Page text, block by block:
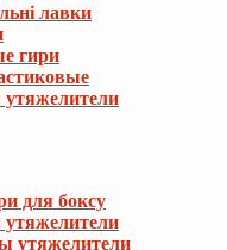
лавки
гири
для боксу
утяжелители